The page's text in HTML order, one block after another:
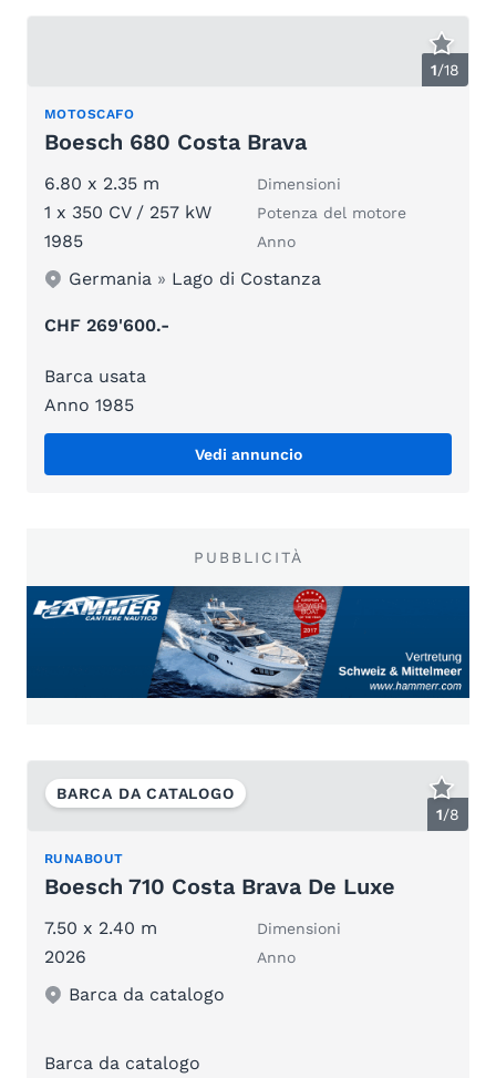
1/18
MOTOSCAFO
Boesch 680 Costa Brava
6.80 x 2.35 m Dimensioni
1 x 350 CV / 257 kW Potenza del motore
1985 Anno
Germania » Lago di Costanza
CHF 269'600.-
Barca usata
Anno 1985
Vedi annuncio
PUBBLICITÀ
1/8
BARCA DA CATALOGO
RUNABOUT
Boesch 710 Costa Brava De Luxe
7.50 x 2.40 m Dimensioni
2026 Anno
Barca da catalogo
Barca da catalogo